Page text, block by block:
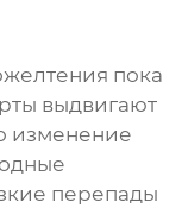
пока
выдвигают
изменение
перепады